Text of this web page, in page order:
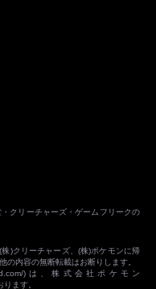
クリーチャーズ・ゲームフリークの
)クリーチャーズ、(株)ポケモンに帰
の内容の無断転載はお断りします。
)は、株式会社ポケモン
ます。